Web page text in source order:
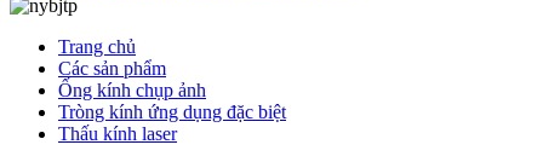
Trang chủ
Các sản phẩm
Ống kính chụp ảnh
Tròng kính ứng dụng đặc biệt
Thấu kính laser